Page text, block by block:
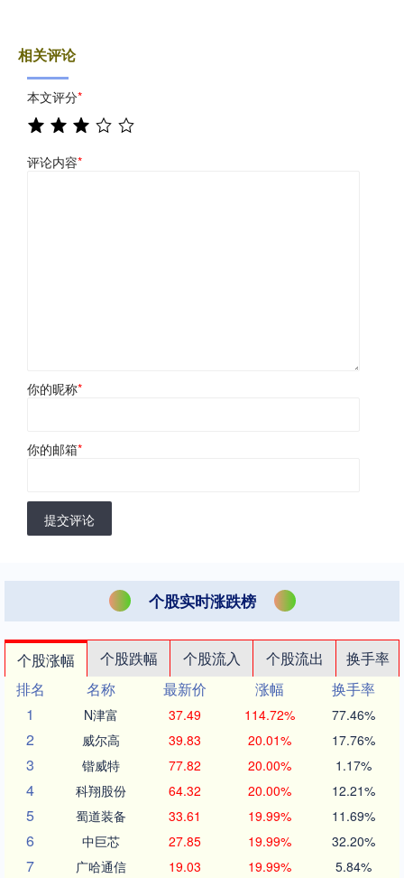
相关评论
本文评分*
评论内容*
你的昵称*
你的邮箱*
提交评论
个股实时涨跌榜
个股涨幅 个股跌幅 个股流入 个股流出
换手率
排名
名称 最新价 涨幅
换手率
1
N津富 37.49 114.72% 77.46%
2 威尔高 39.83 20.01% 17.76%
3 锴威特 77.82 20.00% 1.17%
4 科翔股份 64.32 20.00% 12.21%
5 蜀道装备 33.61 19.99% 11.69%
6 中巨芯 27.85 19.99% 32.20%
7 广哈通信 19.03 19.99% 5.84%